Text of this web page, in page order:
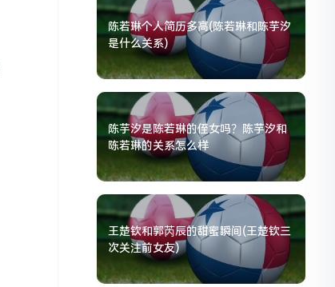
陈若琳个人简历多高(陈若琳和陈芋汐
是什么关系)
陈芋汐是陈若琳的侄女吗？陈芋汐和
陈若琳的关系怎么样
王楚钦和郭芮辰的甜蜜瞬间(王楚钦三
次关注前女友)